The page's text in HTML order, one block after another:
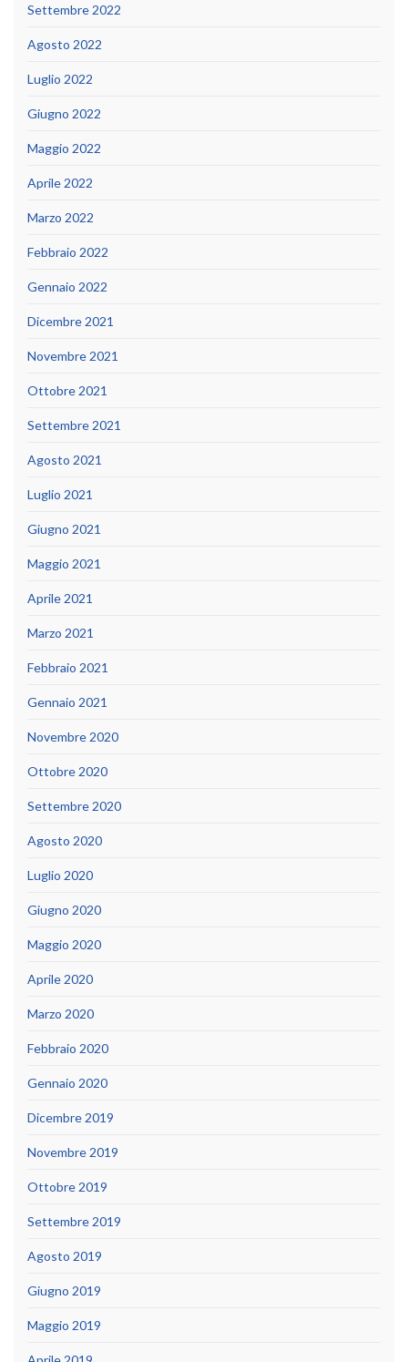
Settembre 2022
Agosto 2022
Luglio 2022
Giugno 2022
Maggio 2022
Aprile 2022
Marzo 2022
Febbraio 2022
Gennaio 2022
Dicembre 2021
Novembre 2021
Ottobre 2021
Settembre 2021
Agosto 2021
Luglio 2021
Giugno 2021
Maggio 2021
Aprile 2021
Marzo 2021
Febbraio 2021
Gennaio 2021
Novembre 2020
Ottobre 2020
Settembre 2020
Agosto 2020
Luglio 2020
Giugno 2020
Maggio 2020
Aprile 2020
Marzo 2020
Febbraio 2020
Gennaio 2020
Dicembre 2019
Novembre 2019
Ottobre 2019
Settembre 2019
Agosto 2019
Giugno 2019
Maggio 2019